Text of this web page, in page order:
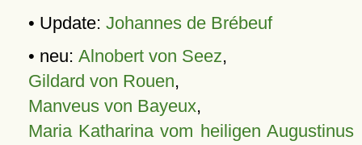
• Update: Johannes de Brébeuf
• neu: Alnobert von Seez,
Gildard von Rouen,
Manveus von Bayeux,
Maria Katharina vom heiligen Augustinus